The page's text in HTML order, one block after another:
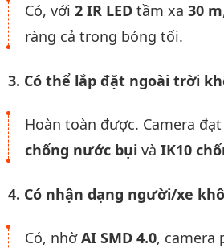
Có, với 2 IR LED tầm xa 30 m
ràng cả trong bóng tối.
3. Có thể lắp đặt ngoài trời
Hoàn toàn được. Camera đạt
chống nước bụi và IK10
4. Có nhận dạng người/xe
Có, nhờAI SMD 4.0, camera